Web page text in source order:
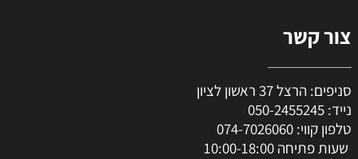
צור קשר
סניפים: הרצל 37 ראשון לציון
נייד: 050-2455245
טלפון קווי: 074-7026060
שעות פתיחה 10:00-18:00